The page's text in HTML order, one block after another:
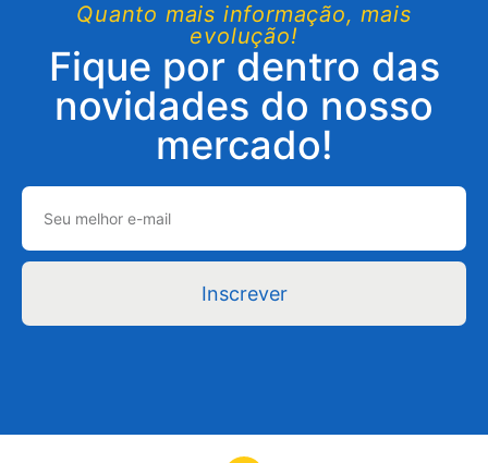
Quanto mais informação, mais
evolução!
Fique por dentro das
novidades do nosso
mercado!
Inscrever